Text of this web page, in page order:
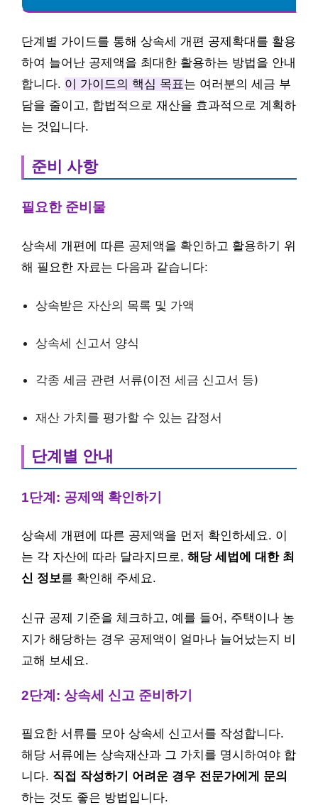
단계별 가이드를 통해 상속세 개편 공제확대를 활용
하여 늘어난 공제액을 최대한 활용하는 방법을 안내
합니다. 이 가이드의 핵심 목표는 여러분의 세금 부
담을 줄이고, 합법적으로 재산을 효과적으로 계획하
는 것입니다.
준비 사항
필요한 준비물
상속세 개편에 따른 공제액을 확인하고 활용하기 위
해 필요한 자료는 다음과 같습니다:
상속받은 자산의 목록 및 가액
상속세 신고서 양식
각종 세금 관련 서류(이전 세금 신고서 등)
재산 가치를 평가할 수 있는 감정서
단계별 안내
1단계: 공제액 확인하기
상속세 개편에 따른 공제액을 먼저 확인하세요. 이
는 각 자산에 따라 달라지므로, 해당 세법에 대한 최
신 정보를 확인해 주세요.
신규 공제 기준을 체크하고, 예를 들어, 주택이나 농
지가 해당하는 경우 공제액이 얼마나 늘어났는지 비
교해 보세요.
2단계: 상속세 신고 준비하기
필요한 서류를 모아 상속세 신고서를 작성합니다.
해당 서류에는 상속재산과 그 가치를 명시하여야 합
니다. 직접 작성하기 어려운 경우 전문가에게 문의
하는 것도 좋은 방법입니다.